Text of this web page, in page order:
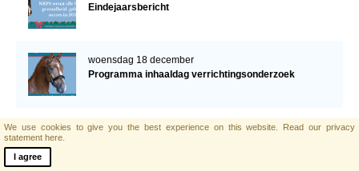
Eindejaarsbericht
woensdag 18 december
Programma inhaaldag verrichtingsonderzoek
donderdag 12 december
We use cookies to give you the best experience on this website. Read our privacy
statement here.
I agree